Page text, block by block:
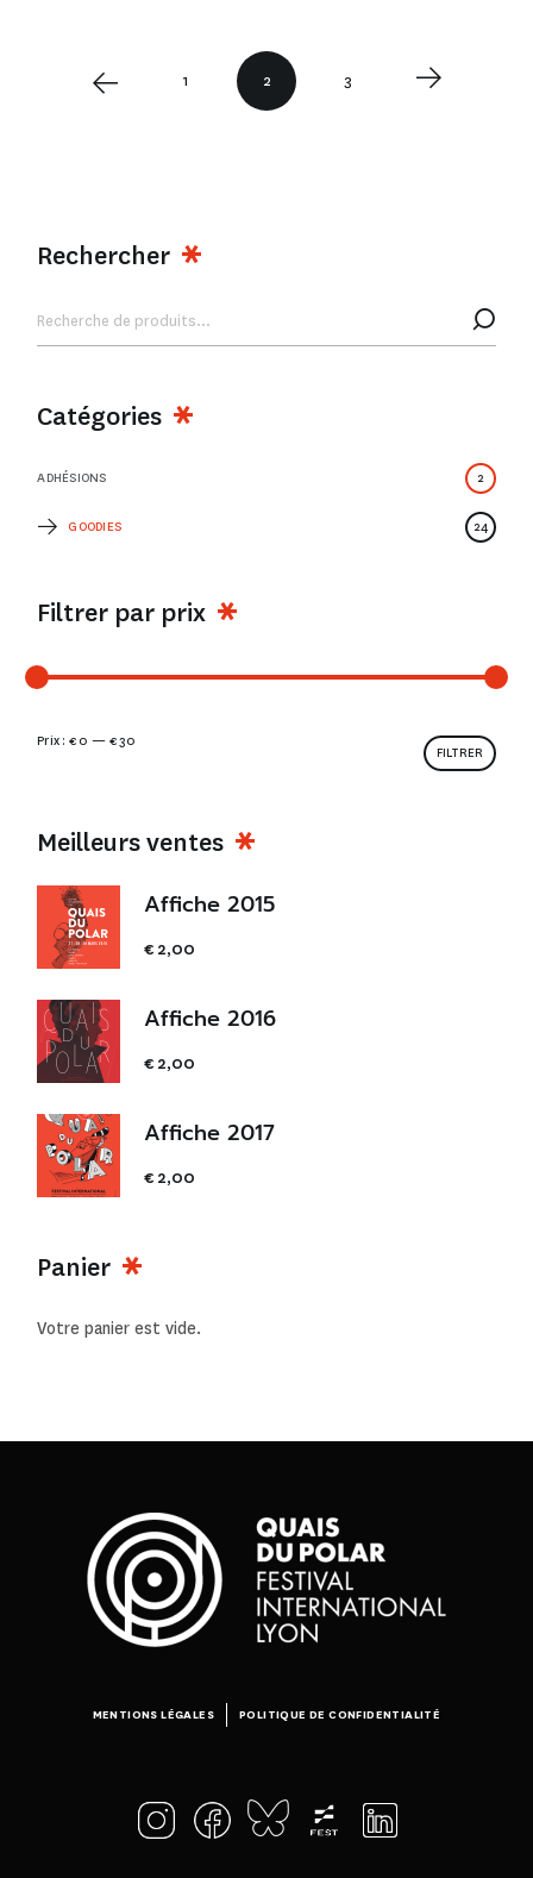
1 2 3
Rechercher
Catégories
ADHÉSIONS 2
GOODIES 24
Filtrer par prix
FILTRER
Prix : € 0 —€ 30
Meilleurs ventes
Affiche 2015
€ 2,00
Affiche 2016
€ 2,00
Affiche 2017
€ 2,00
Panier
Votre panier est vide.
MENTIONS LÉGALES POLITIQUE DE CONFIDENTIALITÉ